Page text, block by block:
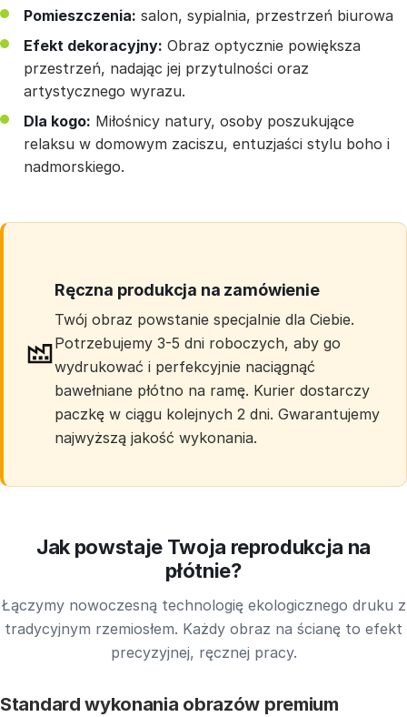
Pomieszczenia: salon, sypialnia, przestrzeń biurowa
Efekt dekoracyjny: Obraz optycznie powiększa
przestrzeń, nadając jej przytulności oraz
artystycznego wyrazu.
Dla kogo: Miłośnicy natury, osoby poszukujące
relaksu w domowym zaciszu, entuzjaści stylu boho i
nadmorskiego.
Ręczna produkcja na zamówienie
Twój obraz powstanie specjalnie dla Ciebie.
Potrzebujemy 3-5 dni roboczych, aby go
wydrukować i perfekcyjnie naciągnąć
bawełniane płótno na ramę. Kurier dostarczy
paczkę w ciągu kolejnych 2 dni. Gwarantujemy
najwyższą jakość wykonania.
Jak powstaje Twoja reprodukcja na
płótnie?
Łączymy nowoczesną technologię ekologicznego druku z
tradycyjnym rzemiosłem. Każdy obraz na ścianę to efekt
precyzyjnej, ręcznej pracy.
Standard wykonania obrazów premium